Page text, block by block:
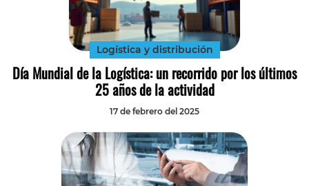
Logística y distribución
Día Mundial de la Logística: un recorrido por los últimos
25 años de la actividad
17 de febrero del 2025